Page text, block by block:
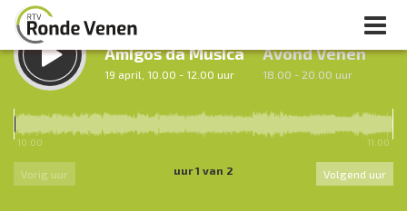
LUISTER TERUG:
Amigos da Musica
19 april, 10.00 - 12.00 uur
Avond Venen
18.00 - 20.00 uur
10.00 11.00
Vorig uur uur 1 van 2 Volgend uur